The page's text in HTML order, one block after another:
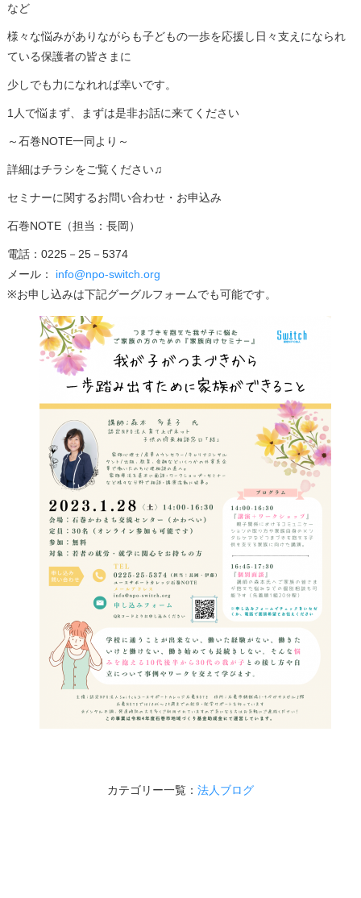
など
様々な悩みがありながらも子どもの一歩を応援し日々支えになられ
ている保護者の皆さまに
少しでも力になれれば幸いです。
1人で悩まず、まずは是非お話に来てください
～石巻NOTE一同より～
詳細はチラシをご覧ください♫
セミナーに関するお問い合わせ・お申込み
石巻NOTE（担当：長岡）
電話：0225－25－5374
メール： info@npo-switch.org
※お申し込みは下記グーグルフォームでも可能です。
カテゴリー一覧： 法人ブログ